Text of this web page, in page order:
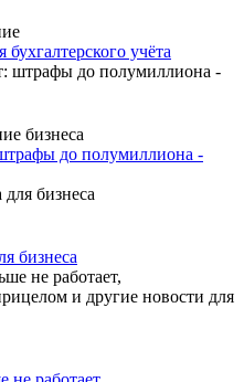
учёта
бизнеса
до полумиллиона -
бизнеса